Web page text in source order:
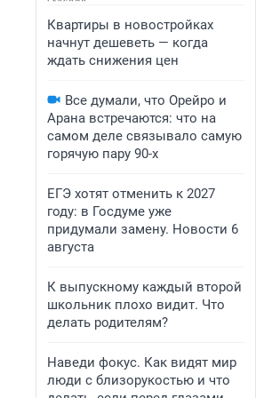
Квартиры в новостройках
начнут дешеветь — когда
ждать снижения цен
Все думали, что Орейро и
Арана встречаются: что на
самом деле связывало самую
горячую пару 90-х
ЕГЭ хотят отменить к 2027
году: в Госдуме уже
придумали замену. Новости 6
августа
К выпускному каждый второй
школьник плохо видит. Что
делать родителям?
Наведи фокус. Как видят мир
люди с близорукостью и что